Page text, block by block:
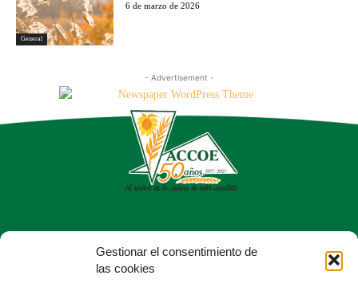
Gestionar el consentimiento de
las cookies
General
6 de marzo de 2026
- Advertisement -
Calle del Dr. Fleming, 56, Chamartín
28036 Madrid